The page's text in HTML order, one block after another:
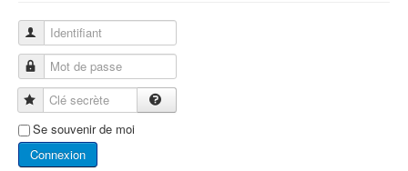
Identifiant
Mot de passe
Clé secrète
Se souvenir de moi
Connexion